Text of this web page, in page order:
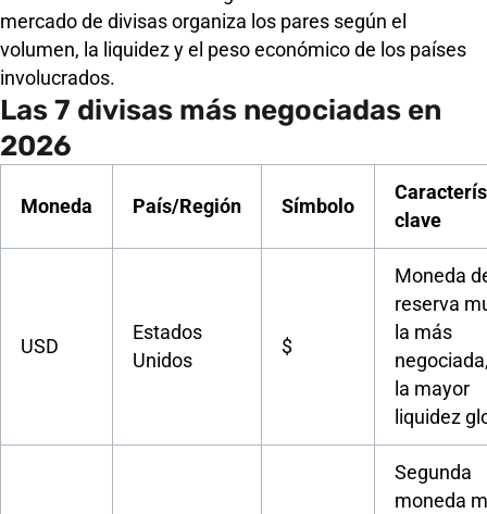
mercado de divisas organiza los pares según el
volumen, la liquidez y el peso económico de los países
involucrados.
Las 7 divisas más negociadas en
2026
Moneda País/Región Símbolo
clave
USD
Estados
Unidos
$
Moneda
reserva
la más
la mayor
liquidez
Segunda
moneda